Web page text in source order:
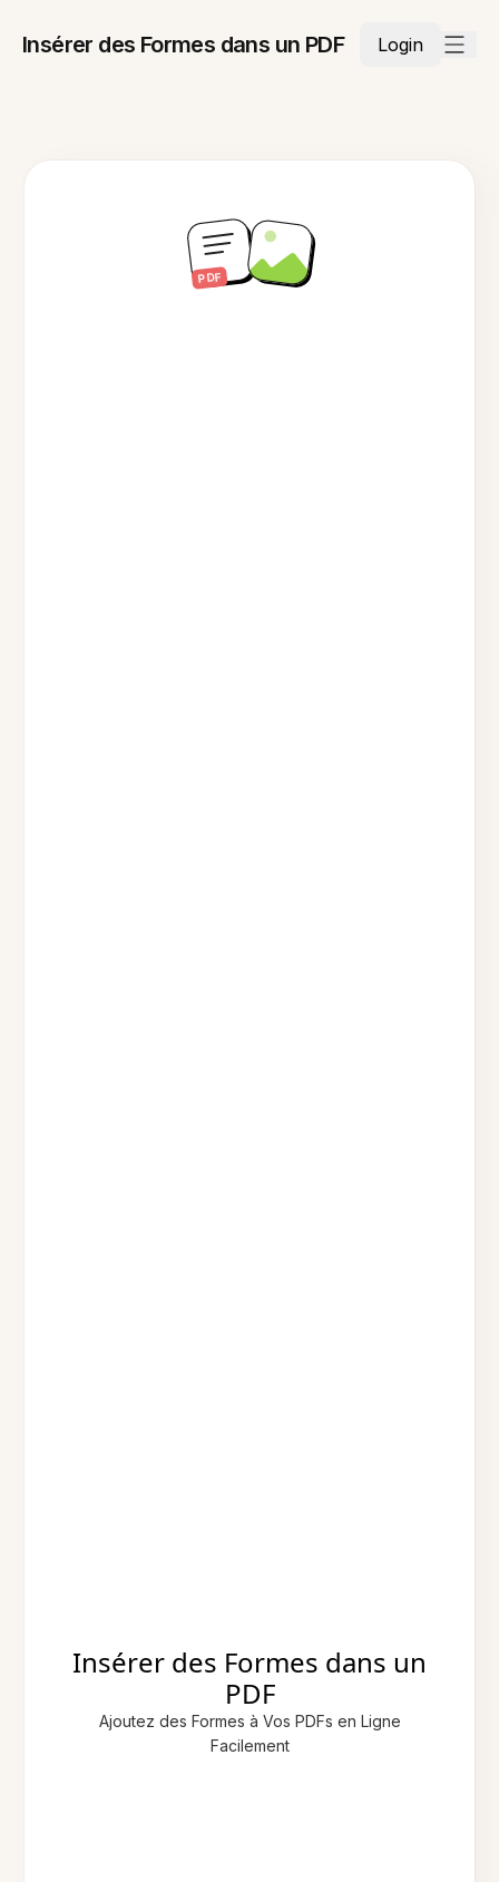
Insérer des Formes dans un PDF Login
Insérer des Formes dans un
PDF
Ajoutez des Formes à Vos PDFs en Ligne
Facilement